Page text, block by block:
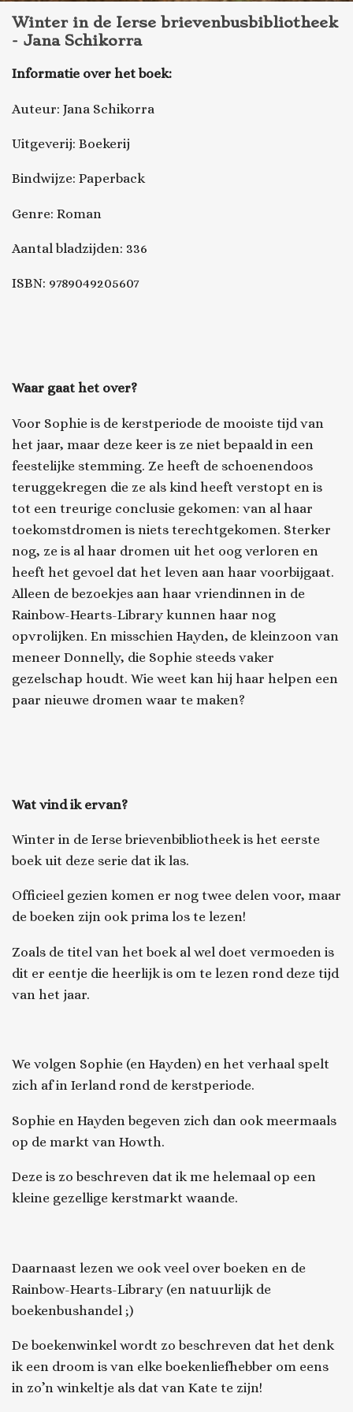
Winter in de Ierse brievenbusbibliotheek
- Jana Schikorra
Informatie over het boek:
Auteur: Jana Schikorra
Uitgeverij: Boekerij
Bindwijze: Paperback
Genre: Roman
Aantal bladzijden: 336
ISBN: 9789049205607
Waar gaat het over?
Voor Sophie is de kerstperiode de mooiste tijd van
het jaar, maar deze keer is ze niet bepaald in een
feestelijke stemming. Ze heeft de schoenendoos
teruggekregen die ze als kind heeft verstopt en is
tot een treurige conclusie gekomen: van al haar
toekomstdromen is niets terechtgekomen. Sterker
nog, ze is al haar dromen uit het oog verloren en
heeft het gevoel dat het leven aan haar voorbijgaat.
Alleen de bezoekjes aan haar vriendinnen in de
Rainbow-Hearts-Library kunnen haar nog
opvrolijken. En misschien Hayden, de kleinzoon van
meneer Donnelly, die Sophie steeds vaker
gezelschap houdt. Wie weet kan hij haar helpen een
paar nieuwe dromen waar te maken?
Wat vind ik ervan?
Winter in de Ierse brievenbibliotheek is het eerste
boek uit deze serie dat ik las.
Officieel gezien komen er nog twee delen voor, maar
de boeken zijn ook prima los te lezen!
Zoals de titel van het boek al wel doet vermoeden is
dit er eentje die heerlijk is om te lezen rond deze tijd
van het jaar.
We volgen Sophie (en Hayden) en het verhaal spelt
zich af in Ierland rond de kerstperiode.
Sophie en Hayden begeven zich dan ook meermaals
op de markt van Howth.
Deze is zo beschreven dat ik me helemaal op een
kleine gezellige kerstmarkt waande.
Daarnaast lezen we ook veel over boeken en de
Rainbow-Hearts-Library (en natuurlijk de
boekenbushandel ;)
De boekenwinkel wordt zo beschreven dat het denk
ik een droom is van elke boekenliefhebber om eens
in zo’n winkeltje als dat van Kate te zijn!